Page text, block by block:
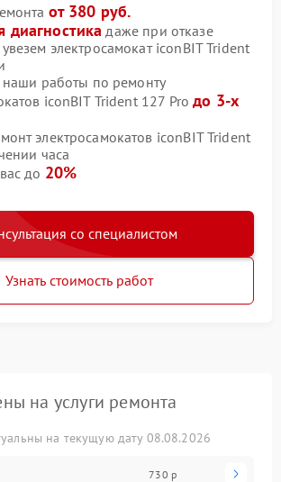
от 380 руб.
диагностика даже при отказе
электросамокат iconBIT Trident
наши работы по ремонту
iconBIT Trident 127 Proдо 3-х
электросамокатов iconBIT Trident
часа
до 20%
со специалистом
Узнать стоимость работ
на услуги ремонта
на текущую дату 08.08.2026
730 р